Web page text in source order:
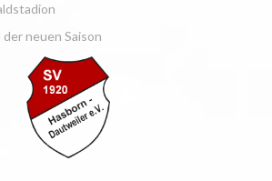
neuen Saison